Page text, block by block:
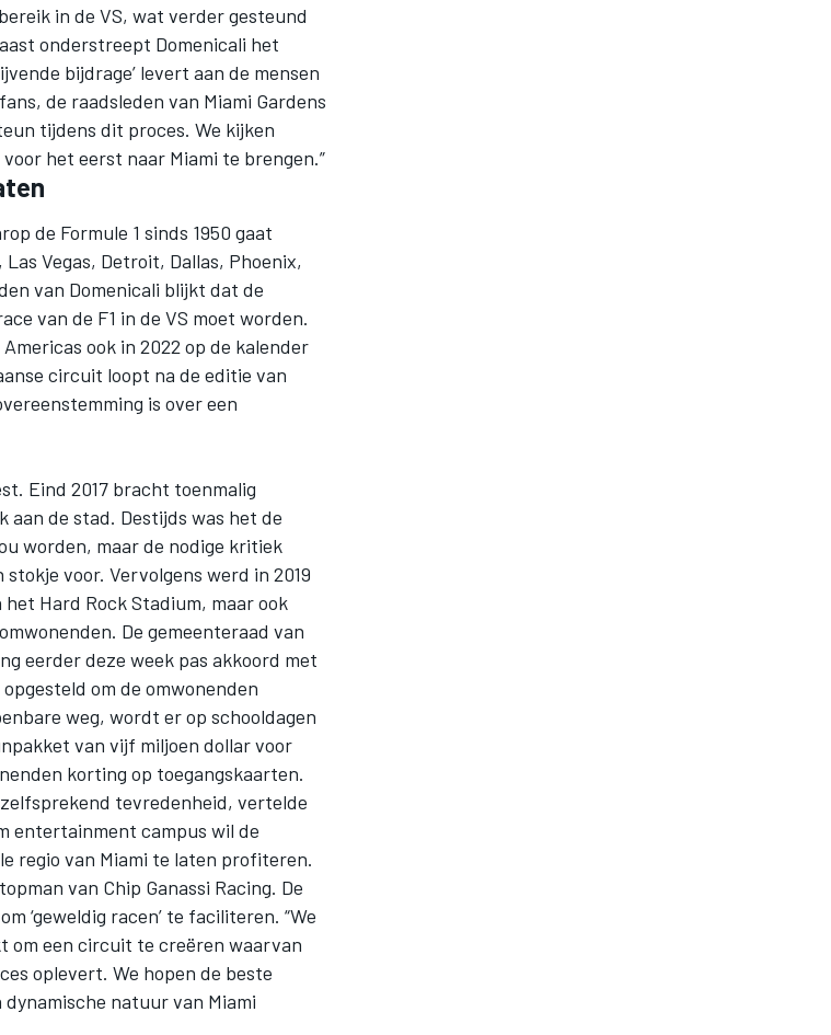
in de VS, wat verder gesteund
onderstreept Domenicali het
bijdrage’ levert aan de mensen
de raadsleden van Miami Gardens
tijdens dit proces. We kijken
het eerst naar Miami te brengen.”
de Formule 1 sinds 1950 gaat
Vegas, Detroit, Dallas, Phoenix,
van Domenicali blijkt dat de
van de F1 in de VS moet worden.
ook in 2022 op de kalender
circuit loopt na de editie van
is over een
Eind 2017 bracht toenmalig
aan de stad. Destijds was het de
worden, maar de nodige kritiek
voor. Vervolgens werd in 2019
Hard Rock Stadium, maar ook
De gemeenteraad van
eerder deze week pas akkoord met
om de omwonenden
weg, wordt er op schooldagen
van vijf miljoen dollar voor
korting op toegangskaarten.
tevredenheid, vertelde
entertainment campus wil de
regio van Miami te laten profiteren.
van Chip Ganassi Racing. De
‘geweldig racen’ te faciliteren. “We
om een circuit te creëren waarvan
oplevert. We hopen de beste
natuur van Miami